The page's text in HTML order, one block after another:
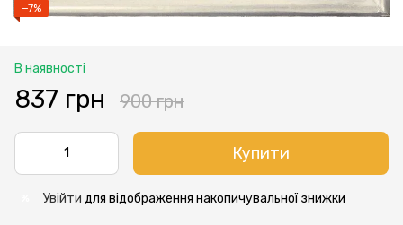
−7%
В наявності
837 грн 900 грн
Купити
Увійти для відображення накопичувальної знижки